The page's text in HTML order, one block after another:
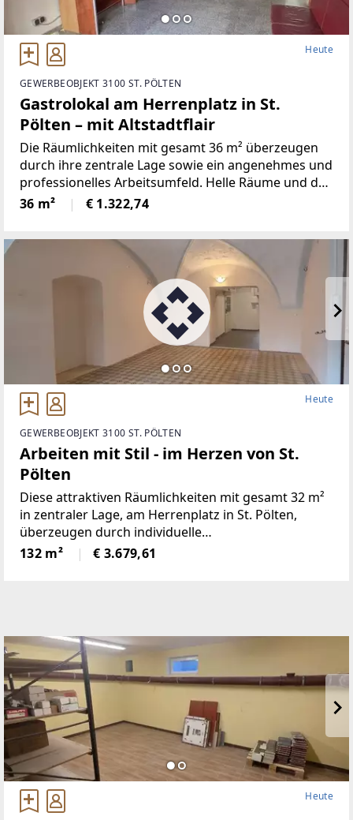
Heute
GEWERBEOBJEKT 3100 ST. PÖLTEN
Gastrolokal am Herrenplatz in St.
Pölten – mit Altstadtflair
Die Räumlichkeiten mit gesamt 36 m² überzeugen
durch ihre zentrale Lage sowie ein angenehmes und
professionelles Arbeitsumfeld. Helle Räume und das
besondere Altstadtflair schaffen eine einladende
Atmosphäre für produktives Arbeiten,
Besprechungen oder
36 m² € 1.322,74
Heute
GEWERBEOBJEKT 3100 ST. PÖLTEN
Arbeiten mit Stil - im Herzen von St.
Pölten
Diese attraktiven Räumlichkeiten mit gesamt 32 m²
in zentraler Lage, am Herrenplatz in St. Pölten,
überzeugen durch individuelle
Nutzungsmöglichkeiten und sind aufgrund der
direkten Erreichbarkeit mit dem Lift auch für
132 m² € 3.679,61
Heute